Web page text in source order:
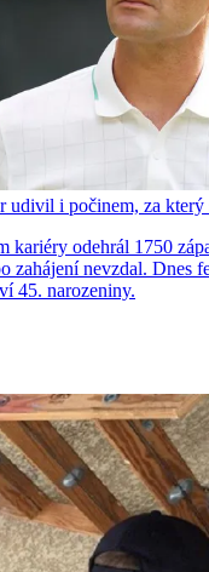
udivil i počinem, za který
kariéry odehrál 1750
zahájení nevzdal. Dnes
45. narozeniny.